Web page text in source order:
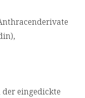
eingedickte